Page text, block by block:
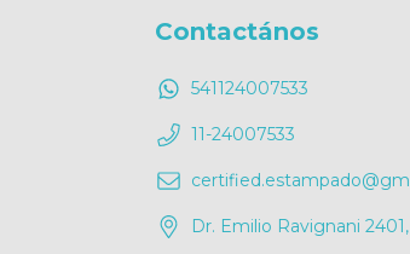
Contactános
541124007533
11-24007533
Dr. Emilio Ravignani